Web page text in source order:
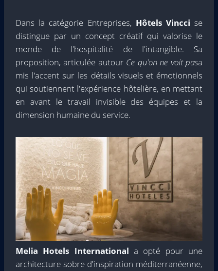
Dans la catégorie Entreprises, Hôtels Vincci se
distingue par un concept créatif qui valorise le
monde de l'hospitalité de l'intangible. Sa
proposition, articulée autour Ce qu'on ne voit pasa
mis l'accent sur les détails visuels et émotionnels
qui soutiennent l'expérience hôtelière, en mettant
en avant le travail invisible des équipes et la
dimension humaine du service.
Melia Hotels International a opté pour une
architecture sobre d'inspiration méditerranéenne,